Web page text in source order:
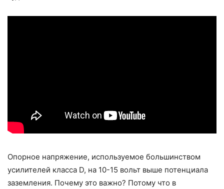
Опорное напряжение, используемое большинством
усилителей класса D, на 10-15 вольт выше потенциала
заземления. Почему это важно? Потому что в